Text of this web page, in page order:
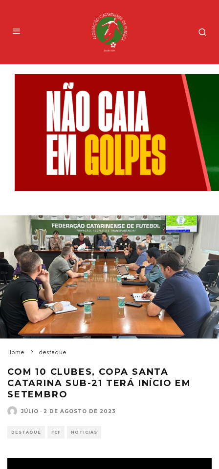
Home destaque
COM 10 CLUBES, COPA SANTA
CATARINA SUB-21 TERÁ INÍCIO EM
SETEMBRO
JÚLIO · 2 DE AGOSTO DE 2023
DESTAQUE FCF NOTÍCIAS